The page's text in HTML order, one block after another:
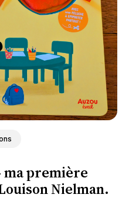
ma première
Nielman.